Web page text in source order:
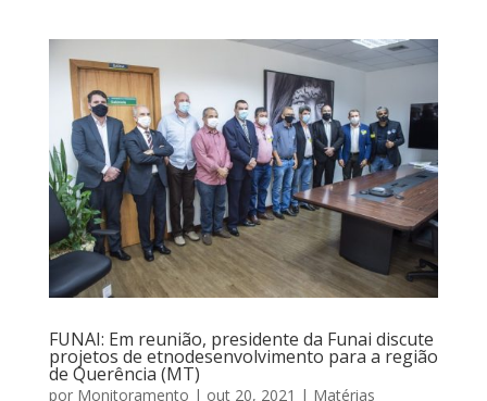
FUNAI: Em reunião, presidente da Funai discute
projetos de etnodesenvolvimento para a região
de Querência (MT)
por Monitoramento | out 20, 2021 | Matérias